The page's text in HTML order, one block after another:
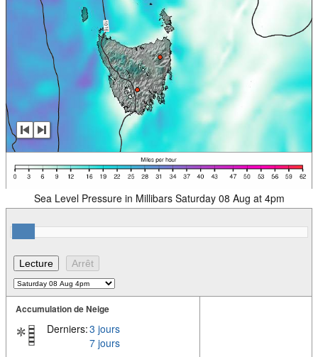
Sea Level Pressure in Millibars Saturday 08 Aug at 4pm
Accumulation de Neige
Derniers:3 jours
7 jours